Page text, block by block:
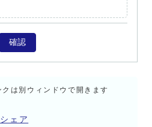
確認
は別ウィンドウで開きます
ェア